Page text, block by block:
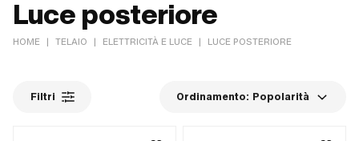
Luce posteriore
HOME | TELAIO | ELETTRICITÀ E LUCE | LUCE POSTERIORE
Filtri Ordinamento: Popolarità